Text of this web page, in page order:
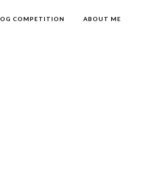
COMPETITION ABOUT ME